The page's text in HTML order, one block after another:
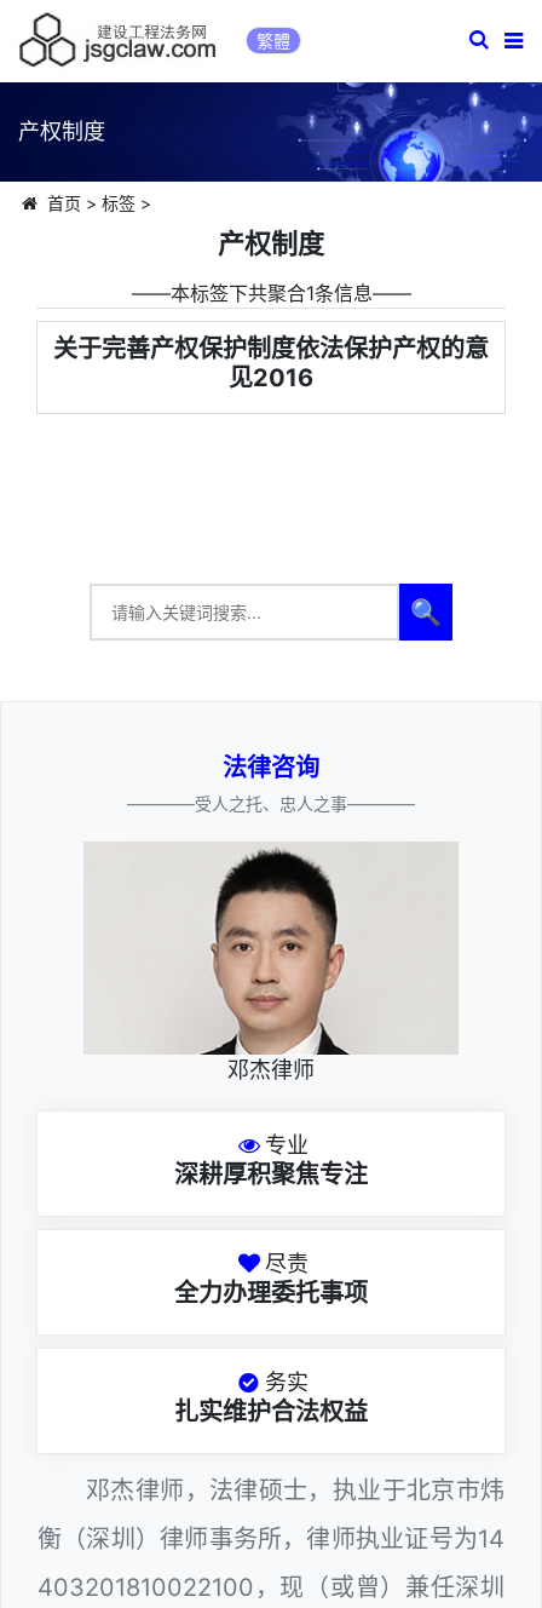
繁體
产权制度
首页 > 标签>
产权制度
――本标签下共聚合1条信息――
关于完善产权保护制度依法保护产权的意
见2016
🔍
法律咨询
————受人之托、忠人之事————
邓杰律师
专业
深耕厚积聚焦专注
尽责
全力办理委托事项
务实
扎实维护合法权益
邓杰律师，法律硕士，执业于北京市炜
衡（深圳）律师事务所，律师执业证号为14
403201810022100，现（或曾）兼任深圳